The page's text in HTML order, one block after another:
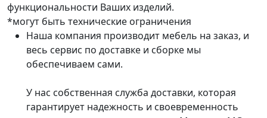
функциональности Ваших изделий.
*могут быть технические ограничения
Наша компания производит мебель на заказ, и
весь сервис по доставке и сборке мы
обеспечиваем сами.
У нас собственная служба доставки, которая
гарантирует надежность и своевременность